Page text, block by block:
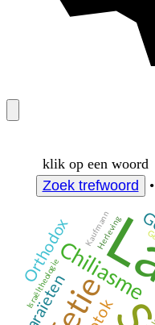
klik op een
Zoek trefwoord
Chiliasme
Karaïeten
Orthodox Herleving
Israëltheologie
Kaufmann